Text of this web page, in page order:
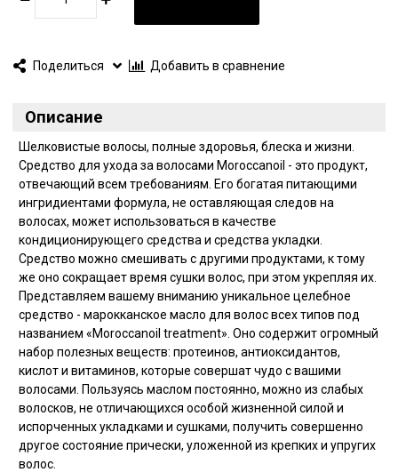
Поделиться Добавить в сравнение
Описание
Шелковистые волосы, полные здоровья, блеска и жизни.
Средство для ухода за волосами Moroccanoil - это продукт,
отвечающий всем требованиям. Его богатая питающими
ингридиентами формула, не оставляющая следов на
волосах, может использоваться в качестве
кондиционирующего средства и средства укладки.
Средство можно смешивать с другими продуктами, к тому
же оно сокращает время сушки волос, при этом укрепляя их.
Представляем вашему вниманию уникальное целебное
средство - марокканское масло для волос всех типов под
названием «Moroccanoil treatment». Оно содержит огромный
набор полезных веществ: протеинов, антиоксидантов,
кислот и витаминов, которые совершат чудо с вашими
волосами. Пользуясь маслом постоянно, можно из слабых
волосков, не отличающихся особой жизненной силой и
испорченных укладками и сушками, получить совершенно
другое состояние прически, уложенной из крепких и упругих
волос.